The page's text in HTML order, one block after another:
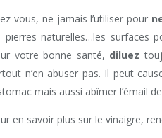
vous, ne jamais l’utiliser pour
pierres naturelles…les surfaces
votre bonne santé, diluez
n’en abuser pas. Il peut
mais aussi abîmer l’émail
en savoir plus sur le vinaigre,